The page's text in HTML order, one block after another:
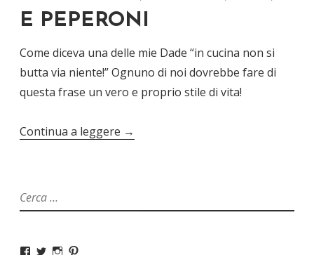
E PEPERONI
Come diceva una delle mie Dade “in cucina non si
butta via niente!” Ognuno di noi dovrebbe fare di
questa frase un vero e proprio stile di vita!
Continua a leggere →